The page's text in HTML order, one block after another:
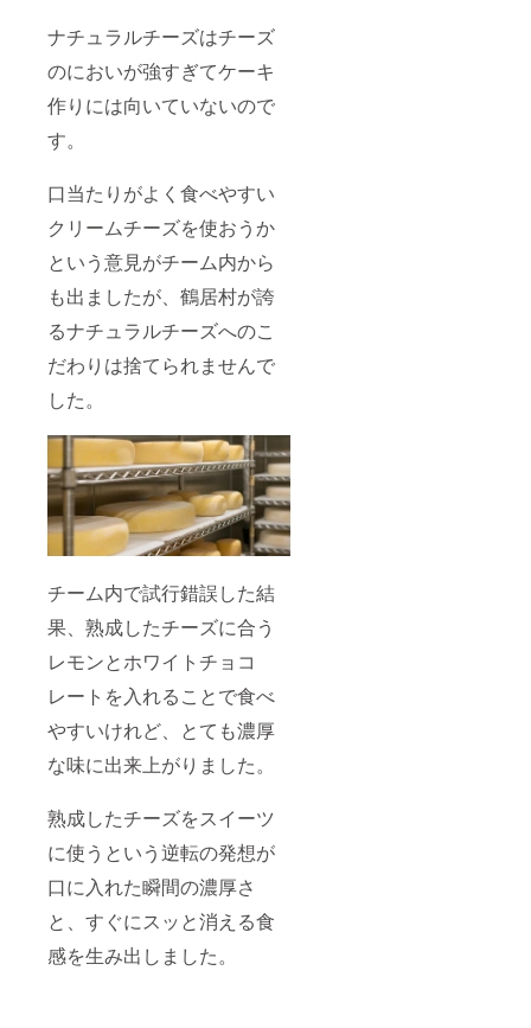
ナチュラルチーズはチーズ
のにおいが強すぎてケーキ
作りには向いていないので
す。
口当たりがよく食べやすい
クリームチーズを使おうか
という意見がチーム内から
も出ましたが、鶴居村が誇
るナチュラルチーズへのこ
だわりは捨てられませんで
した。
チーム内で試行錯誤した結
果、熟成したチーズに合う
レモンとホワイトチョコ
レートを入れることで食べ
やすいけれど、とても濃厚
な味に出来上がりました。
熟成したチーズをスイーツ
に使うという逆転の発想が
口に入れた瞬間の濃厚さ
と、すぐにスッと消える食
感を生み出しました。